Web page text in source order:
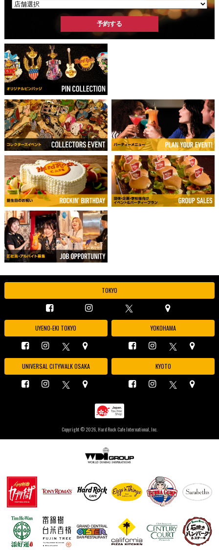
TOKYO
UYENO-EKI TOKYO YOKOHAMA
UNIVERSAL CITYWALK OSAKA KYOTO
Copyright © 2026, Hard Rock Cafe International, Inc.